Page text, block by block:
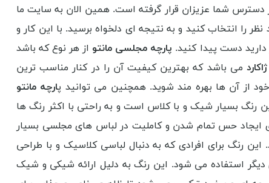
دسترس شما عزیزان قرار گرفته است. همین الان به سایت ما
را انتخاب کنید و به نتیجه ای دلخواه برسید. با این کار و
دارید دست پیدا کنید. پارچه مجلسی مانتو از هر نوع که باشد
می باشد که بهترین کیفیت آن را در کنار مناسب ترین
از آن ها بهره مند شوید. همچنین می توانید پارچه مانتو
رنگ بسیار شیک و با کلاس است و به راحتی با اکثر رنگ ها
ایجاد حس تمام شدن و کاملیت در لباس های مجلسی بسیار
رنگ برای افرادی که به دنبال لباسی کلاسیک و با طراحی
استفاده می شود. این رنگ به دلیل ارائه شیکی و شیک